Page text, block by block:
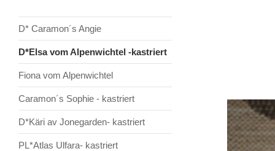
D* Caramon´s Angie
D*Elsa vom Alpenwichtel -kastriert
Fiona vom Alpenwichtel
Caramon´s Sophie - kastriert
D*Käri av Jonegarden- kastriert
PL*Atlas Ulfara- kastriert